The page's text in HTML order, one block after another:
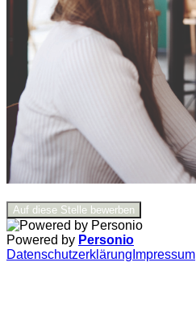
Auf diese Stelle bewerben
Powered by Personio
Datenschutzerklärung Impressum